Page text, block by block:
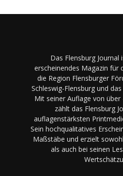
Das Flensburg Journal
erscheinendes Magazin für
die Region Flensburger
Schleswig-Flensburg und
Mit seiner Auflage von über
zählt das Flensburg
auflagenstärksten
Sein hochqualitatives
Maßstäbe und erzielt
als auch bei seinen